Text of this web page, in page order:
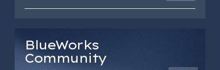
BlueWorks
Community